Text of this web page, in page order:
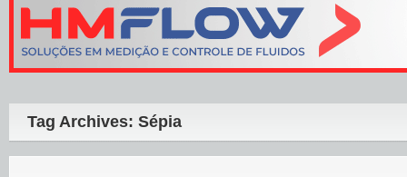
Tag Archives: Sépia